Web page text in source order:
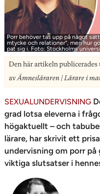
Porr behöver tas upp på något
mtycke och relationer”, men hur
pat sig i. Foto: Stockholms
Den här artikeln
avÄmnesläraren | Lärare i
SEXUALUNDERVISNING
grad lotsa eleverna i
högaktuellt – och
lärare, har skrivit ett
undervisning om porr på
viktiga slutsatser i